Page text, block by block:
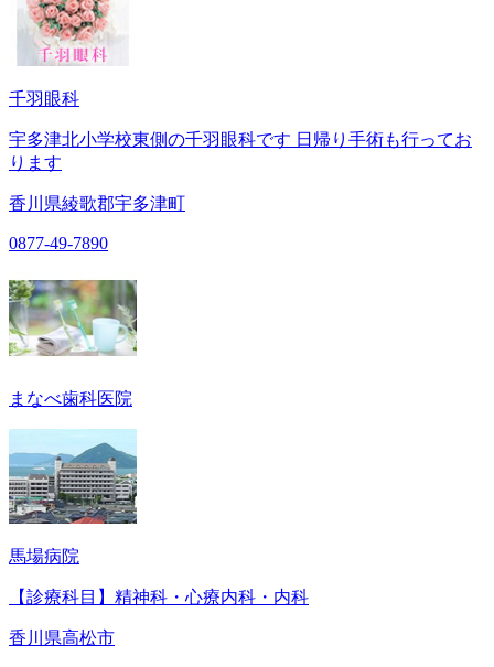
千羽眼科
宇多津北小学校東側の千羽眼科です 日帰り手術も行ってお
ります
香川県綾歌郡宇多津町
0877-49-7890
まなべ歯科医院
馬場病院
【診療科目】精神科・心療内科・内科
香川県高松市